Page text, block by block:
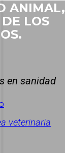
ANIMAL,
LOS
en sanidad
veterinaria